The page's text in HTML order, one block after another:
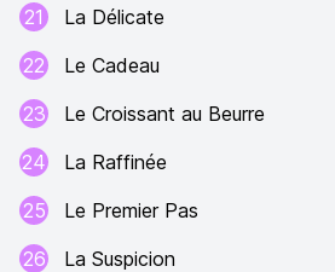
21
La Délicate
22
Le Cadeau
23
Le Croissant au Beurre
24
La Raffinée
25
Le Premier Pas
26
La Suspicion